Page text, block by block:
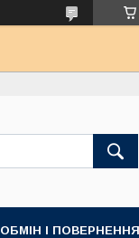
ОБМІН І ПОВЕРНЕННЯ